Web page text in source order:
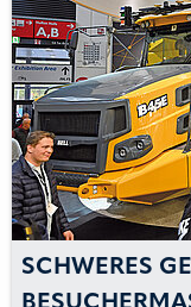
SCHWERES